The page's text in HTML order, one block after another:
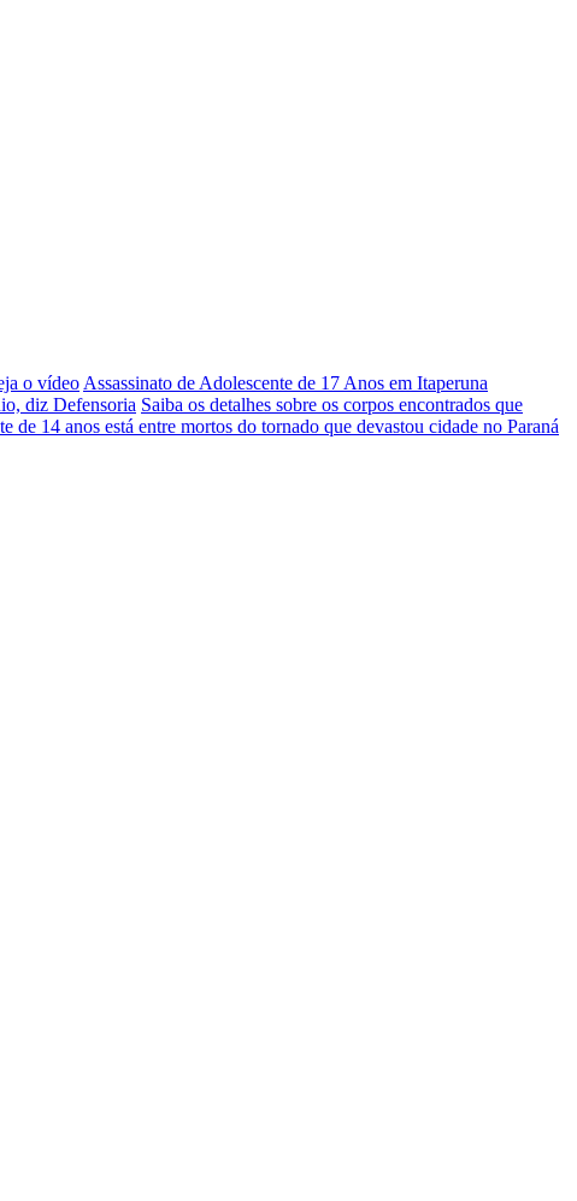
o vídeo Assassinato de Adolescente de 17 Anos em Itaperuna
diz Defensoria Saiba os detalhes sobre os corpos encontrados que
de 14 anos está entre mortos do tornado que devastou cidade no Paraná